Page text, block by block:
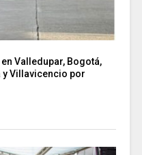
Valledupar, Bogotá,
y Villavicencio por